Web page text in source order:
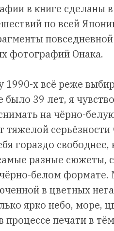
в книге сделаны
по всей
фотографий Онака.
1990-х всё реже
39 лет, я
на чёрно-
серьёзности
гораздо
разные сюжеты,
белом формате.
в цветных
ярко небо, море,
процессе печати в